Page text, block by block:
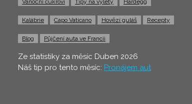
Vánoční cukroví Tipy na výlety Hardegg
Kalábrie Capo Vaticano Hovězí guláš Recepty
Blog Půjčení auta ve Francii
Ze statistiky za měsíc Duben 2026
Náš tip pro tento měsíc: Pronájem aut